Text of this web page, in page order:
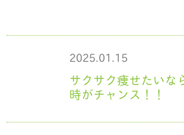
2025.01.15
サクサク痩せたいな
時がチャンス！！